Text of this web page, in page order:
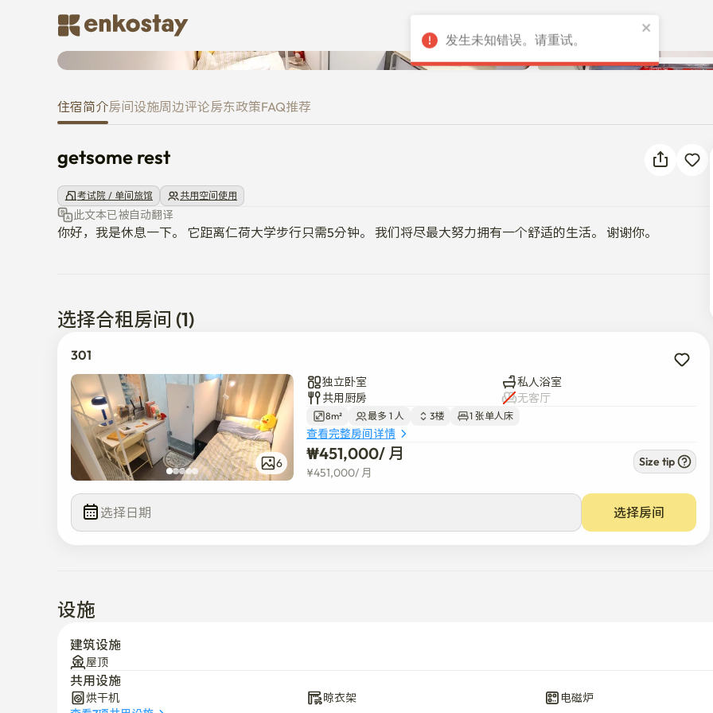
getsome rest
住宿简介房间设施周边评论房东政策FAQ推荐
getsome rest
考试院 / 单间旅馆 共用空间使用
此文本已被自动翻译
你好，我是休息一下。 它距离仁荷大学步行只需5分钟。 我们将尽最大努力拥有一个舒适的生活。 谢谢你。
选择合租房间 (1)
301
6
独立卧室
私人浴室
共用厨房
无客厅
8m² 最多 1 人 3楼 1 张单人床
查看完整房间详情
₩451,000/ 月
¥451,000/ 月
Size tip
选择日期 选择房间
设施
建筑设施
屋顶
共用设施
烘干机 晾衣架 电磁炉
发生未知错误。请重试。